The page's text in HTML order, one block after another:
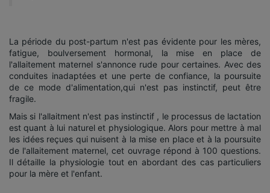
La période du post-partum n'est pas évidente pour les mères,
fatigue, boulversement hormonal, la mise en place de
l'allaitement maternel s'annonce rude pour certaines. Avec des
conduites inadaptées et une perte de confiance, la poursuite
de ce mode d'alimentation,qui n'est pas instinctif, peut être
fragile.
Mais si l'allaitment n'est pas instinctif , le processus de lactation
est quant à lui naturel et physiologique. Alors pour mettre à mal
les idées reçues qui nuisent à la mise en place et à la poursuite
de l'allaitement maternel, cet ouvrage répond à 100 questions.
Il détaille la physiologie tout en abordant des cas particuliers
pour la mère et l'enfant.